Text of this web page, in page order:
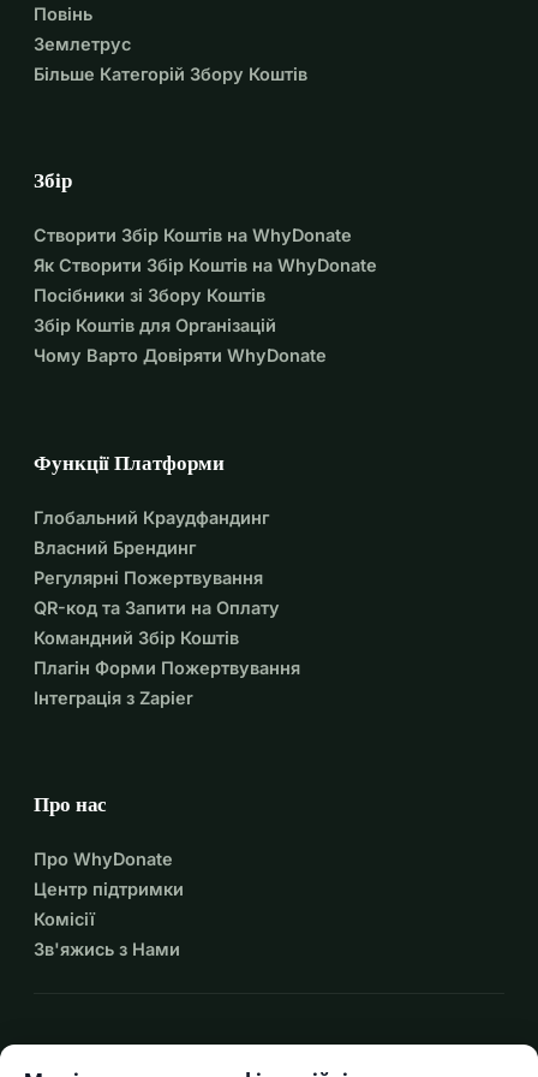
Повінь
Землетрус
Більше Категорій Збору Коштів
Збір
Створити Збір Коштів на WhyDonate
Як Створити Збір Коштів на WhyDonate
Посібники зі Збору Коштів
Збір Коштів для Організацій
Чому Варто Довіряти WhyDonate
Функції Платформи
Глобальний Краудфандинг
Власний Брендинг
Регулярні Пожертвування
QR-код та Запити на Оплату
Командний Збір Коштів
Плагін Форми Пожертвування
Інтеграція з Zapier
Про нас
Про WhyDonate
Центр підтримки
Комісії
Зв'яжись з Нами